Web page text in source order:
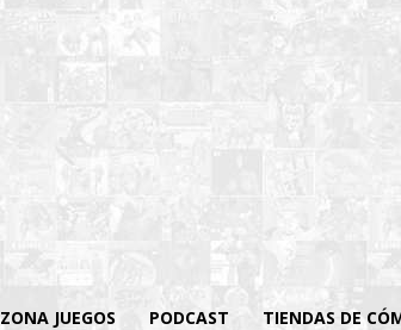
ZONA JUEGOS PODCAST TIENDAS DE